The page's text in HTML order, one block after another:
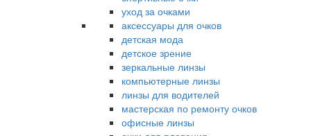
уход за очками
аксессуары для очков
детская мода
детское зрение
зеркальные линзы
компьютерные линзы
линзы для водителей
мастерская по ремонту очков
офисные линзы